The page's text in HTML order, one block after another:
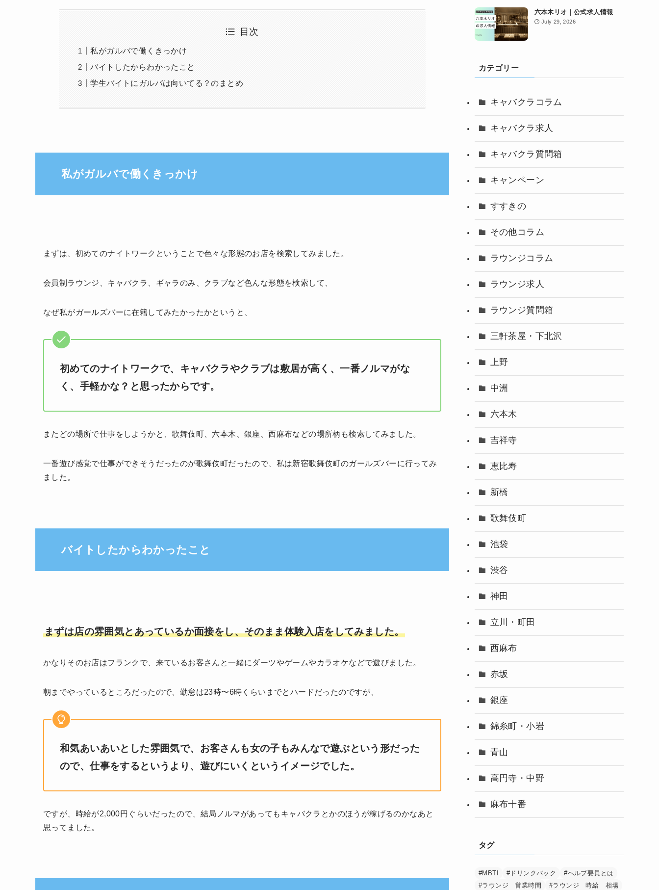
目次
私がガルバで働くきっかけ
バイトしたからわかったこと
学生バイトにガルバは向いてる？のまとめ
私がガルバで働くきっかけ
まずは、初めてのナイトワークということで色々な形態のお店を検索してみました。
会員制ラウンジ、キャバクラ、ギャラのみ、クラブなど色んな形態を検索して、
なぜ私がガールズバーに在籍してみたかったかというと、
初めてのナイトワークで、キャバクラやクラブは敷居が高く、一番ノルマがな
く、手軽かな？と思ったからです。
またどの場所で仕事をしようかと、歌舞伎町、六本木、銀座、西麻布などの場所柄も検索してみました。
一番遊び感覚で仕事ができそうだったのが歌舞伎町だったので、私は新宿歌舞伎町のガールズバーに行ってみ
ました。
バイトしたからわかったこと
まずは店の雰囲気とあっているか面接をし、そのまま体験入店をしてみました。
かなりそのお店はフランクで、来ているお客さんと一緒にダーツやゲームやカラオケなどで遊びました。
朝までやっているところだったので、勤怠は23時〜6時くらいまでとハードだったのですが、
和気あいあいとした雰囲気で、お客さんも女の子もみんなで遊ぶという形だった
ので、仕事をするというより、遊びにいくというイメージでした。
ですが、時給が2,000円ぐらいだったので、結局ノルマがあってもキャバクラとかのほうが稼げるのかなあと
思ってました。
六本木リオ｜公式求人情報
July 29, 2026
カテゴリー
キャバクラコラム
キャバクラ求人
キャバクラ質問箱
キャンペーン
すすきの
その他コラム
ラウンジコラム
ラウンジ求人
ラウンジ質問箱
三軒茶屋・下北沢
上野
中洲
六本木
吉祥寺
恵比寿
新橋
歌舞伎町
池袋
渋谷
神田
立川・町田
西麻布
赤坂
銀座
錦糸町・小岩
青山
高円寺・中野
麻布十番
タグ
#MBTI #ドリンクバック
#ヘルプ要員とは
#ラウンジ 営業時間
#ラウンジ 時給 相場